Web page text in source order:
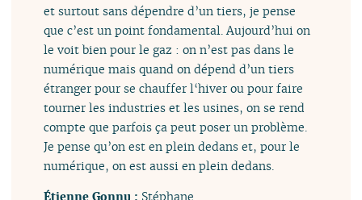
et surtout sans dépendre d’un tiers, je pense
que c’est un point fondamental. Aujourd’hui on
le voit bien pour le gaz : on n’est pas dans le
numérique mais quand on dépend d’un tiers
étranger pour se chauffer l‘hiver ou pour faire
tourner les industries et les usines, on se rend
compte que parfois ça peut poser un problème.
Je pense qu’on est en plein dedans et, pour le
numérique, on est aussi en plein dedans.
Étienne Gonnu : Stéphane.